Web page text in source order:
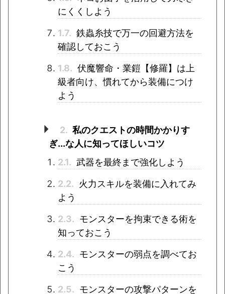
にくくしよう
1.7. 鉄蟲糸技で万一の回避方法を
確認しておこう
1.8. 伏魔響命・業鎧【修羅】は上
級者向け、慣れてから装備につけ
よう
2. 私のクエストの時間かかりす
ぎ...な人に知ってほしいコツ
2.1. 武器を最終まで強化しよう
2.2.
火力スキルを装備に入れてみ
よう
2.3. モンスターを拘束できる術を
知っておこう
2.4. モンスターの弱点を調べてお
こう
2.5. モンスターの攻撃パターンを